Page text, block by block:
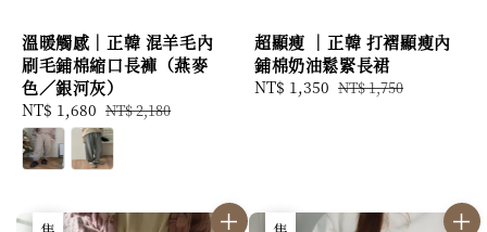
溫暖觸感｜正韓 混羊毛內
刷毛鋪棉縮口長褲（燕麥
色／銀河灰）
Sale
price
NT$ 1,680 Regular
price
NT$ 2,180
超顯瘦 ｜正韓 打褶顯瘦內
鋪棉奶油鬆緊長裙
Sale
NT$ 1,350 Regular
NT$ 1,750